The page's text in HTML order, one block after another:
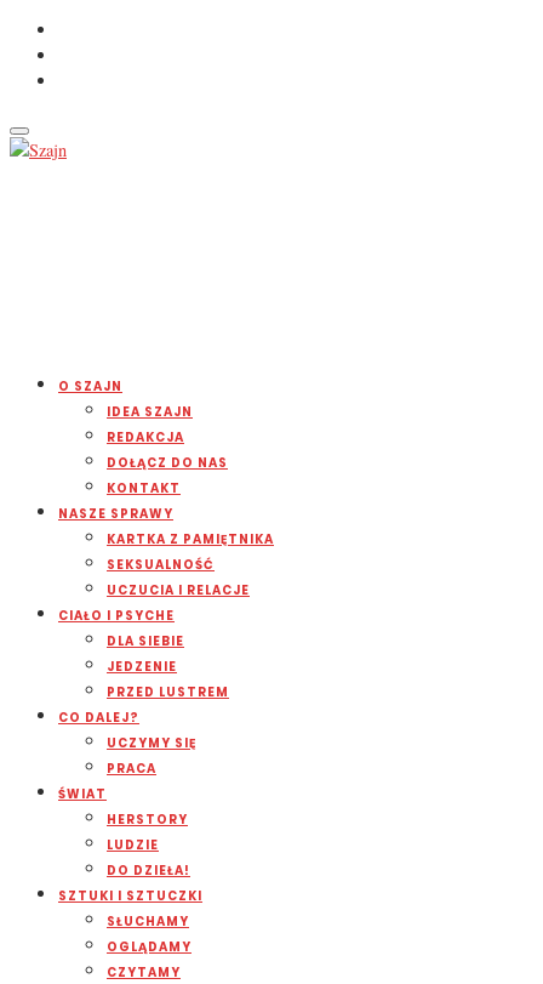
O SZAJN
IDEA SZAJN
REDAKCJA
DOŁĄCZ DO NAS
KONTAKT
NASZE SPRAWY
KARTKA Z PAMIĘTNIKA
SEKSUALNOŚĆ
UCZUCIA I RELACJE
CIAŁO I PSYCHE
DLA SIEBIE
JEDZENIE
PRZED LUSTREM
CO DALEJ?
UCZYMY SIĘ
PRACA
ŚWIAT
HERSTORY
LUDZIE
DO DZIEŁA!
SZTUKI I SZTUCZKI
SŁUCHAMY
OGLĄDAMY
CZYTAMY